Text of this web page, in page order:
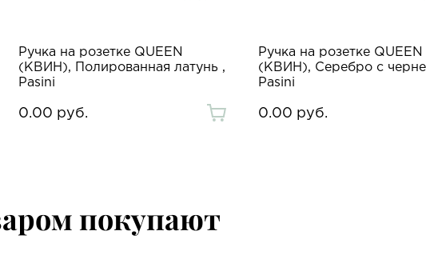
Ручка на розетке QUEEN
(КВИН), Полированная латунь ,
Pasini
0.00 руб.
Ручка на розетке QUEEN
(КВИН), Серебро с
Pasini
0.00 руб.
покупают